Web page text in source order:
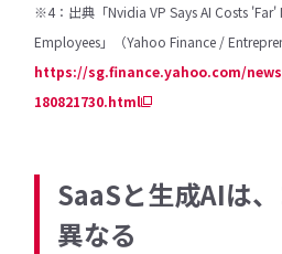
※4：出典「Nvidia VP Says AI Costs 'Far'
Employees」（Yahoo Finance /
https://sg.finance.yahoo.com/
180821730.html
SaaSと生成AIは
異なる